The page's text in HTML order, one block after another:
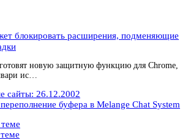
блокировать расширения, подменяющие
новую защитную функцию для Chrome,
ис…
сайты: 26.12.2002
буфера в Melange Chat System